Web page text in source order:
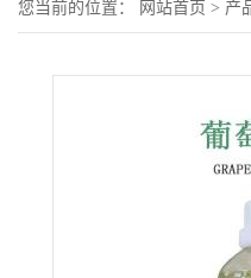
您当前的位置： 网站首页 > 产